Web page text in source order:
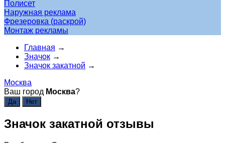
Полисет
Наружная реклама
Фрезеровка (раскрой)
Монтаж рекламы
Главная →
Значок →
Значок закатной →
Москва
Ваш город Москва?
Значок закатной отзывы